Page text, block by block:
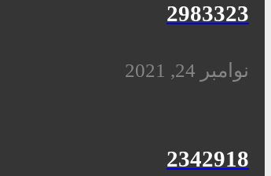
2983323
نوامبر 24, 2021
2342918